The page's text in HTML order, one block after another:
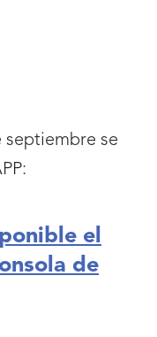
septiembre se
el
de